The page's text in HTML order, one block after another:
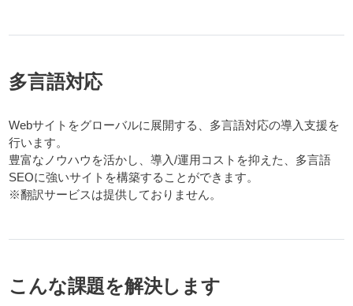
多言語対応
Webサイトをグローバルに展開する、多言語対応の導入支援を
行います。
豊富なノウハウを活かし、導入/運用コストを抑えた、多言語
SEOに強いサイトを構築することができます。
※翻訳サービスは提供しておりません。
こんな課題を解決します